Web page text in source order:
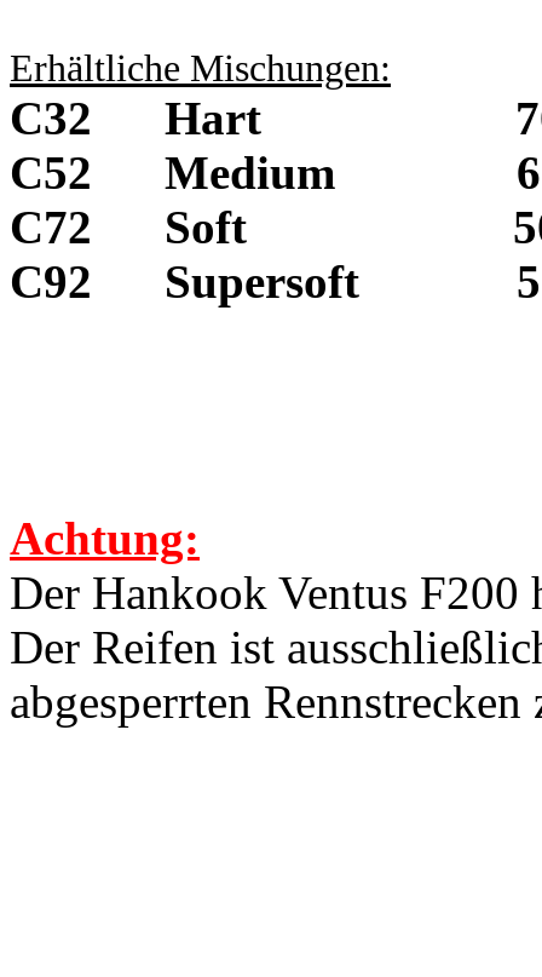
Erhältliche Mischungen:
C32 Hart 70 -
C52 Medium 60 -
C72 Soft 50 -
C92 Supersoft 50
Achtung:
Der Hankook Ventus F200
Der Reifen ist
abgesperrten Rennstrecken